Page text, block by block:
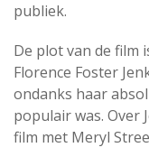
publiek.
De plot van de film
Florence Foster
ondanks haar
populair was. Over
film met Meryl